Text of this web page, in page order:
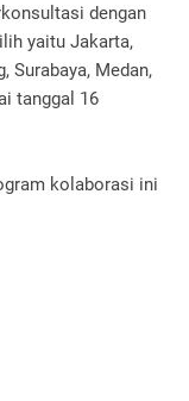
dengan
yaitu Jakarta,
Surabaya, Medan,
tanggal 16
kolaborasi ini